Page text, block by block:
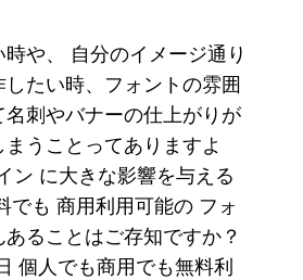
や、 自分のイメージ通り
たい時、フォントの雰囲
刺やバナーの仕上がりが
うことってありますよ
ン に大きな影響を与える
でも 商用利用可能の フォ
ることはご存知ですか？
個人でも商用でも無料利